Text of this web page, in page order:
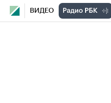
ВИДЕО